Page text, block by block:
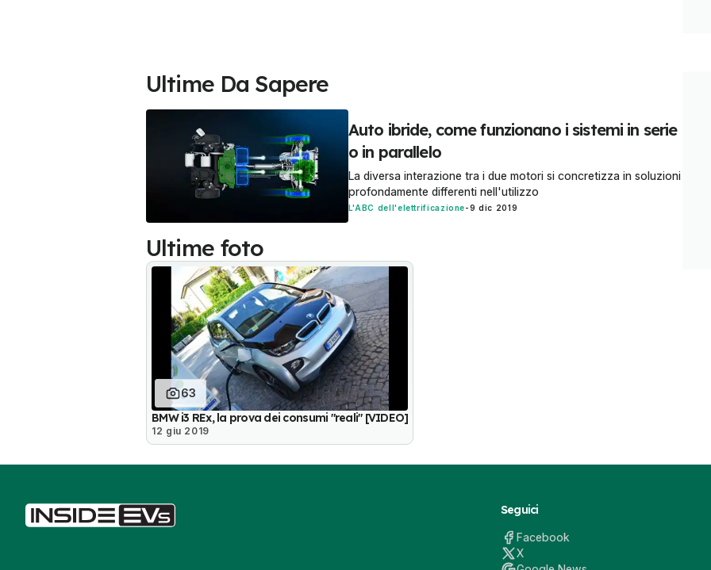
Ultime Da Sapere
Auto ibride, come funzionano i sistemi in serie
o in parallelo
La diversa interazione tra i due motori si concretizza in soluzioni
profondamente differenti nell'utilizzo
L'ABC dell'elettrificazione-9 dic 2019
Ultime foto
63
BMW i3 REx, la prova dei consumi "reali" [VIDEO]
12 giu 2019
Seguici
Facebook
X